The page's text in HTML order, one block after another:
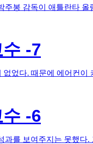
봉 감독이 애틀란타 올
-7
었다. 때문에 에어컨이
-6
를 보여주지는 못했다.